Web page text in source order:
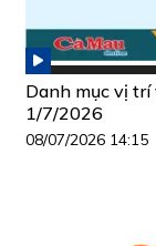
Danh mục vị
1/7/2026
08/07/2026 14:15